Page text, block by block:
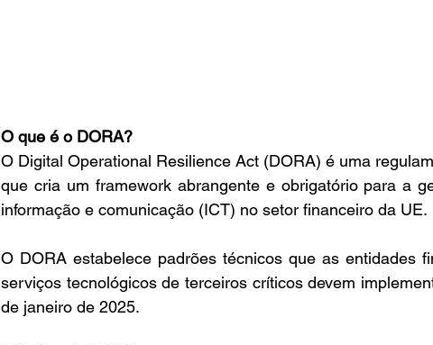
O que é o DORA?
O Digital Operational Resilience Act (DORA) é uma
que cria um framework abrangente e obrigatório para a
informação e comunicação (ICT) no setor financeiro da UE.
O DORA estabelece padrões técnicos que as entidades
serviços tecnológicos de terceiros críticos devem
de janeiro de 2025.